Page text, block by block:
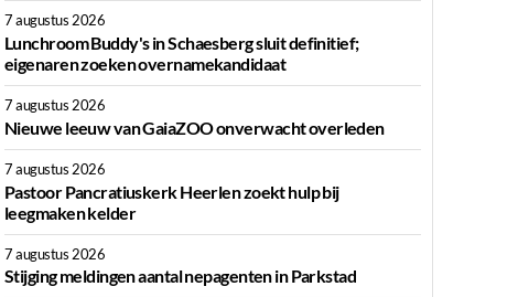
7 augustus 2026
Lunchroom Buddy's in Schaesberg sluit definitief;
eigenaren zoeken overnamekandidaat
7 augustus 2026
Nieuwe leeuw van GaiaZOO onverwacht overleden
7 augustus 2026
Pastoor Pancratiuskerk Heerlen zoekt hulp bij
leegmaken kelder
7 augustus 2026
Stijging meldingen aantal nepagenten in Parkstad